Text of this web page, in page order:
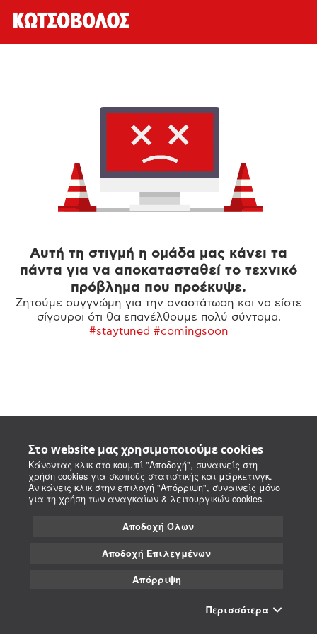
Στο website μας χρησιμοποιούμε cookies
Κάνοντας κλικ στο κουμπί "Αποδοχή", συναινείς στη
χρήση cookies για σκοπούς στατιστικής και μάρκετινγκ.
Αν κάνεις κλικ στην επιλογή "Απόρριψη", συναινείς μόνο
για τη χρήση των αναγκαίων & λειτουργικών cookies.
Αποδοχή Όλων
Αποδοχή Επιλεγμένων
Απόρριψη
Περισσότερα
Αυτή τη στιγμή η ομάδα μας κάνει τα
πάντα για να αποκατασταθεί το τεχνικό
πρόβλημα που προέκυψε.
Ζητούμε συγγνώμη για την αναστάτωση και να είστε
σίγουροι ότι θα επανέλθουμε πολύ σύντομα.
#staytuned #comingsoon